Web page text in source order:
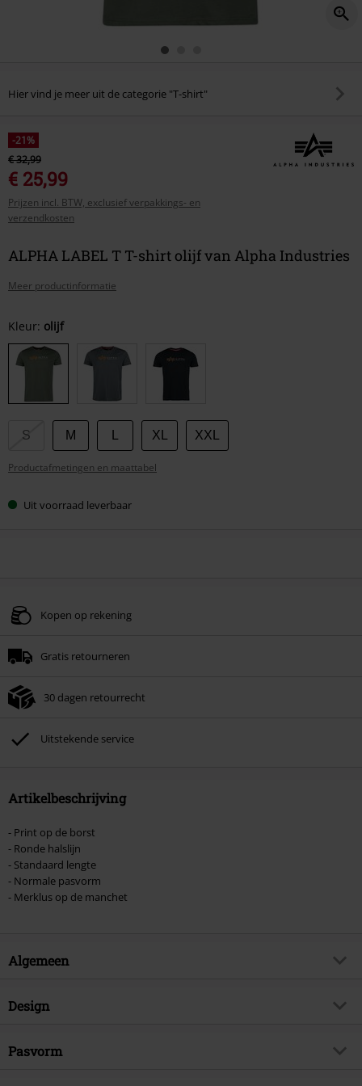
Hier vind je meer uit de categorie "T-shirt"
-21%
€ 32,99
€ 25,99
Prijzen incl. BTW, exclusief verpakkings- en
verzendkosten
ALPHA LABEL T T-shirt olijf van Alpha Industries
Meer productinformatie
Kies
je
maat
Kleur: olijf
S M XL XXL
Productafmetingen en maattabel
Uit voorraad leverbaar
Kopen op rekening
Gratis retourneren
30 dagen retourrecht
Uitstekende service
Artikelbeschrijving
- Print op de borst
- Ronde halslijn
- Standaard lengte
- Normale pasvorm
- Merklus op de manchet
Algemeen
Artikelnr.
Brand
Design
Producttype
Pasvorm